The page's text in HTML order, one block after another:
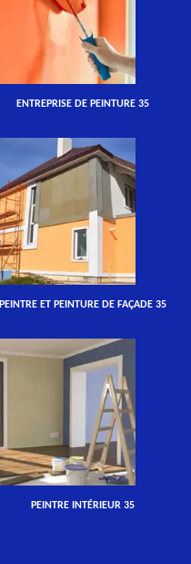
ENTREPRISE DE PEINTURE 35
PEINTRE ET PEINTURE DE FAÇADE 35
PEINTRE INTÉRIEUR 35